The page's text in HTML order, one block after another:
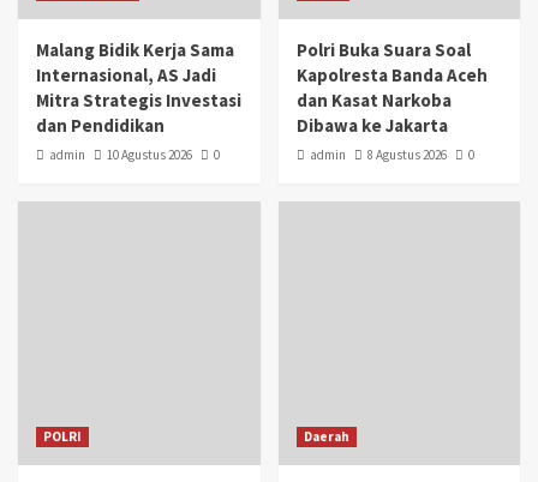
Malang Bidik Kerja Sama
Internasional, AS Jadi
Mitra Strategis Investasi
dan Pendidikan
admin 10 Agustus 2026 0
Polri Buka Suara Soal
Kapolresta Banda Aceh
dan Kasat Narkoba
Dibawa ke Jakarta
admin 8 Agustus 2026 0
POLRI Daerah